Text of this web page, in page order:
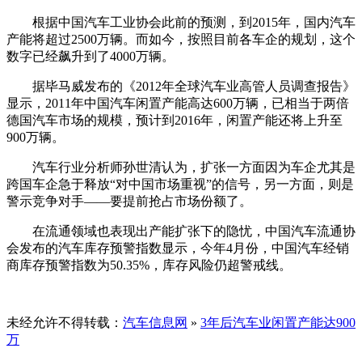
根据中国汽车工业协会此前的预测，到2015年，国内汽车
产能将超过2500万辆。而如今，按照目前各车企的规划，这个
数字已经飙升到了4000万辆。
据毕马威发布的《2012年全球汽车业高管人员调查报告》
显示，2011年中国汽车闲置产能高达600万辆，已相当于两倍
德国汽车市场的规模，预计到2016年，闲置产能还将上升至
900万辆。
汽车行业分析师孙世清认为，扩张一方面因为车企尤其是
跨国车企急于释放“对中国市场重视”的信号，另一方面，则是
警示竞争对手——要提前抢占市场份额了。
在流通领域也表现出产能扩张下的隐忧，中国汽车流通协
会发布的汽车库存预警指数显示，今年4月份，中国汽车经销
商库存预警指数为50.35%，库存风险仍超警戒线。
未经允许不得转载： 汽车信息网 » 3年后汽车业闲置产能达900
万